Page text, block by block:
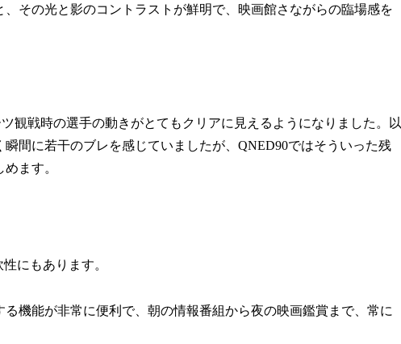
その光と影のコントラストが鮮明で、映画館さながらの臨場感を
観戦時の選手の動きがとてもクリアに見えるようになりました。以
間に若干のブレを感じていましたが、QNED90ではそういった残
ます。
にもあります。
機能が非常に便利で、朝の情報番組から夜の映画鑑賞まで、常に